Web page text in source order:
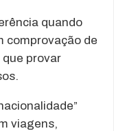
quando
comprovação de
provar
viagens,